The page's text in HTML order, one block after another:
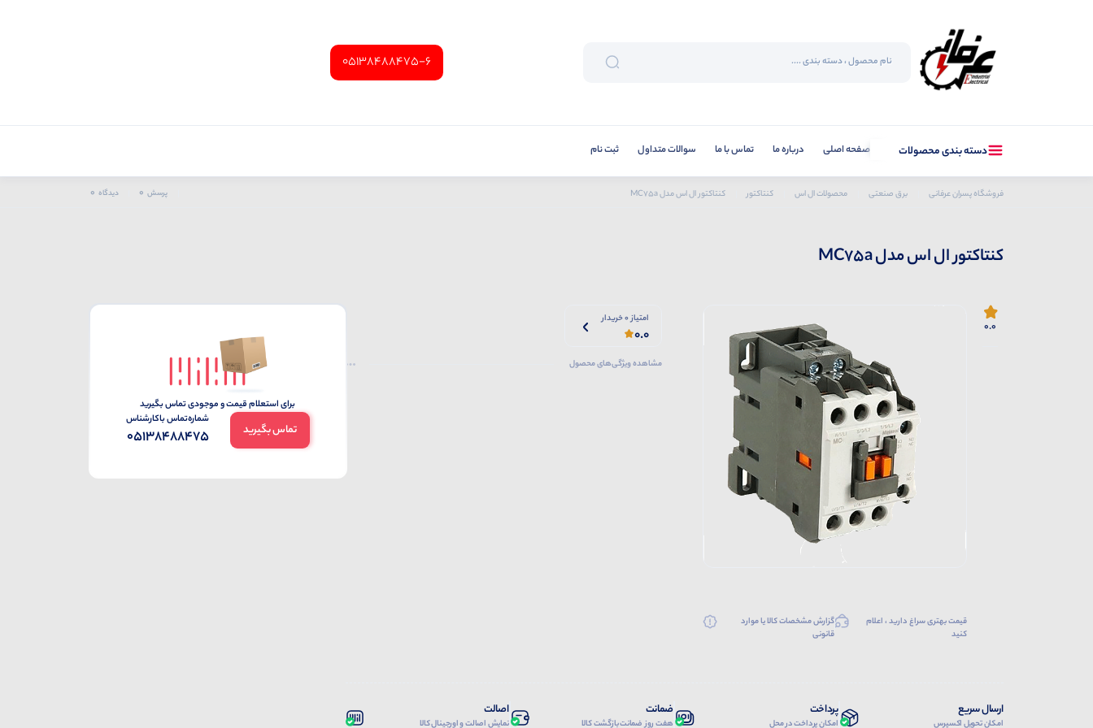
05138488475-6
دسته بندی محصولات صفحه اصلی درباره ما تماس با ما سوالات متداول ثبت نام
فروشگاه پسران عرفانی برق صنعتی محصولات ال اس کنتاکتور کنتاکتور ال اس مدل MC75a پرسش 0 دیدگاه 0
کنتاکتور ال اس مدل MC75a
0.0
قیمت بهتری سراغ دارید ، اعلام
کنید
گزارش مشخصات کالا یا موارد
قانونی
امتیاز 0 خریدار
0.0
مشاهده ویژگی‌های محصول
ارسال سریع
امکان تحویل اکسپرس
پرداخت
امکان پرداخت در محل
ضمانت
هفت روز ضمانت بازگشت کالا
اصالت
نمایش اصالت و اورجینال کالا
برای استعلام قیمت و موجودی تماس بگیرید
تماس بگیرید
شماره‌تماس‌ با‌کارشناس
05138488475